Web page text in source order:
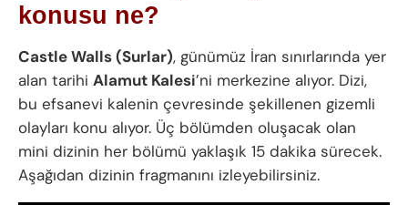
konusu ne?
Castle Walls (Surlar), günümüz İran sınırlarında yer
alan tarihi Alamut Kalesi’ni merkezine alıyor. Dizi,
bu efsanevi kalenin çevresinde şekillenen gizemli
olayları konu alıyor. Üç bölümden oluşacak olan
mini dizinin her bölümü yaklaşık 15 dakika sürecek.
Aşağıdan dizinin fragmanını izleyebilirsiniz.